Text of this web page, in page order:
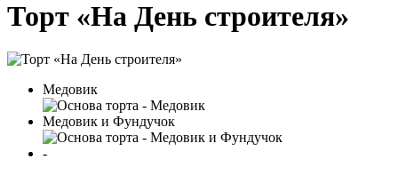
Торт «На День строителя»
Медовик
Медовик и Фундучок
-